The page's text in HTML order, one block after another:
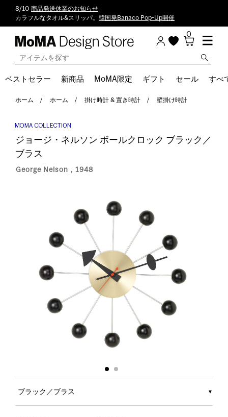
8/10 商品発送休業のお知らせ
カラフルなタオル&スリッパ。 韓国発Banaco Pop-Up開催
0
ベストセラー 新商品 MoMA限定 ギフト セール すべ
ホーム ホーム 掛け時計 & 置き時計 壁掛け時計
ジョージ・ネルソン ボールクロック ブラック／
ブラス
George Nelson，1948
ブラック／ブラス